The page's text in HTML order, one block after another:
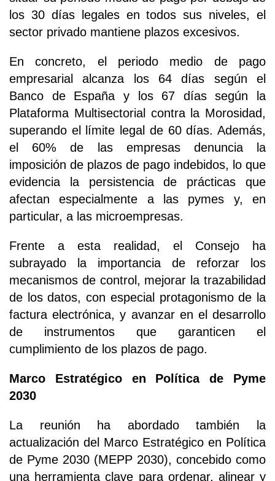
los 30 días legales en todos sus niveles, el
sector privado mantiene plazos excesivos.
En concreto, el periodo medio de pago
empresarial alcanza los 64 días según el
Banco de España y los 67 días según la
Plataforma Multisectorial contra la Morosidad,
superando el límite legal de 60 días. Además,
el 60% de las empresas denuncia la
imposición de plazos de pago indebidos, lo que
evidencia la persistencia de prácticas que
afectan especialmente a las pymes y, en
particular, a las microempresas.
Frente a esta realidad, el Consejo ha
subrayado la importancia de reforzar los
mecanismos de control, mejorar la trazabilidad
de los datos, con especial protagonismo de la
factura electrónica, y avanzar en el desarrollo
de instrumentos que garanticen el
cumplimiento de los plazos de pago.
Marco Estratégico en Política de Pyme
2030
La reunión ha abordado también la
actualización del Marco Estratégico en Política
de Pyme 2030 (MEPP 2030), concebido como
una herramienta clave para ordenar, alinear y